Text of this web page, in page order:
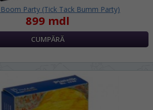
Party (Tick Tack Bumm Party)
899 mdl